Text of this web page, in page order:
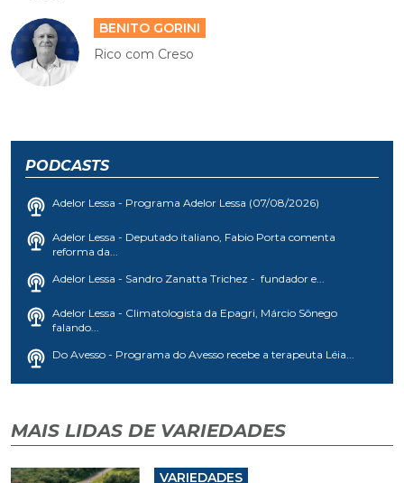
BENITO GORINI
Rico com Creso
PODCASTS
Adelor Lessa - Programa Adelor Lessa (07/08/2026)
Adelor Lessa - Deputado italiano, Fabio Porta comenta
reforma da...
Adelor Lessa - Sandro Zanatta Trichez - fundador e...
Adelor Lessa - Climatologista da Epagri, Márcio Sônego
falando...
Do Avesso - Programa do Avesso recebe a terapeuta Léia...
MAIS LIDAS DE VARIEDADES
VARIEDADES